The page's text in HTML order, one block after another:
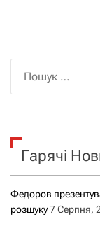
к
Гарячі
Федоров
розшуку7 Серпня,